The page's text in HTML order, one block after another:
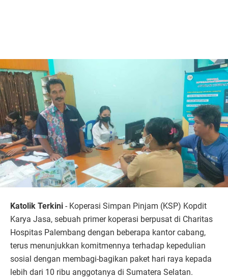
Katolik Terkini - Koperasi Simpan Pinjam (KSP) Kopdit
Karya Jasa, sebuah primer koperasi berpusat di Charitas
Hospitas Palembang dengan beberapa kantor cabang,
terus menunjukkan komitmennya terhadap kepedulian
sosial dengan membagi-bagikan paket hari raya kepada
lebih dari 10 ribu anggotanya di Sumatera Selatan.